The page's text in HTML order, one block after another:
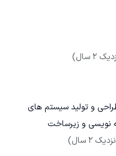
2 سال)
و تولید سیستم های
نویسی و زیرساخت
2 سال)